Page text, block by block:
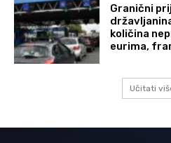
Granični
količina
eurima,
Učitati